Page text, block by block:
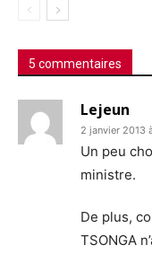
5 commentaires
Lejeun
2 janvier 2013
Un peu
ministre.
De plus,
TSONGA